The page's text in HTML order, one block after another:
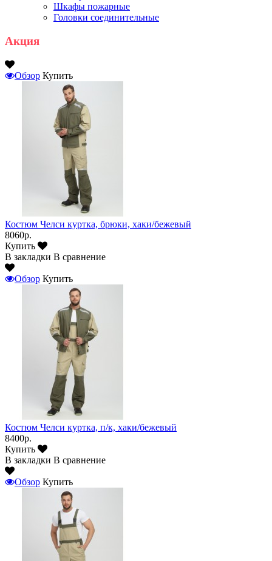
Шкафы пожарные
Головки соединительные
Акция
Обзор Купить
Костюм Челси куртка, брюки, хаки/бежевый
8060р.
Купить
В закладки В сравнение
Обзор Купить
Костюм Челси куртка, п/к, хаки/бежевый
8400р.
Купить
В закладки В сравнение
Обзор Купить